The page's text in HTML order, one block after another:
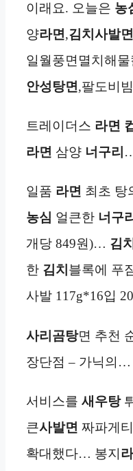
이래요. 오늘은 농
양라면 ,김치사발면
일월풍면멸치해
안성탕면 ,팔도비
트레이더스 라면
라면 삼양 너구리
일품 라면 최초 탕
농심 얼큰한 너구리
개당 849원)… 김치
한 김치 블록에 푸
사발 117g*16입
사리곰탕면 추천
장단점 – 가닉의…
서비스를 새우탕
큰사발면 짜파게
확대했다… 봉지